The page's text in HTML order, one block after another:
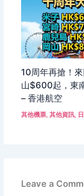
10周年再搶！
山$600起，東
– 香港航空
其他機票,其他資訊,
Leave a